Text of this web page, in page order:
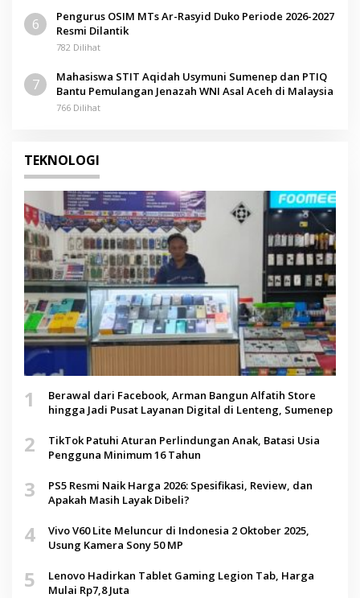
6
Pengurus OSIM MTs Ar-Rasyid Duko Periode 2026-2027
Resmi Dilantik
782 Dilihat
7
Mahasiswa STIT Aqidah Usymuni Sumenep dan PTIQ
Bantu Pemulangan Jenazah WNI Asal Aceh di Malaysia
766 Dilihat
TEKNOLOGI
1
Berawal dari Facebook, Arman Bangun Alfatih Store
hingga Jadi Pusat Layanan Digital di Lenteng, Sumenep
2
TikTok Patuhi Aturan Perlindungan Anak, Batasi Usia
Pengguna Minimum 16 Tahun
3
PS5 Resmi Naik Harga 2026: Spesifikasi, Review, dan
Apakah Masih Layak Dibeli?
4
Vivo V60 Lite Meluncur di Indonesia 2 Oktober 2025,
Usung Kamera Sony 50 MP
5
Lenovo Hadirkan Tablet Gaming Legion Tab, Harga
Mulai Rp7,8 Juta